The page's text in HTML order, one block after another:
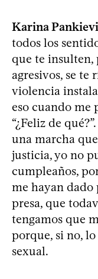
Karina
todos los
que te insulten,
agresivos, se te
violencia
eso cuando me
“¿Feliz de
una marcha
justicia, yo no
cumpleaños,
me hayan dado
presa, que
tengamos que
porque, si no,
sexual.